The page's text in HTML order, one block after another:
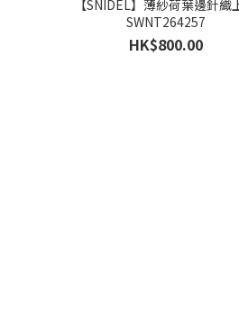
【SNIDEL】薄紗荷葉邊針織
SWNT264257
HK$800.00